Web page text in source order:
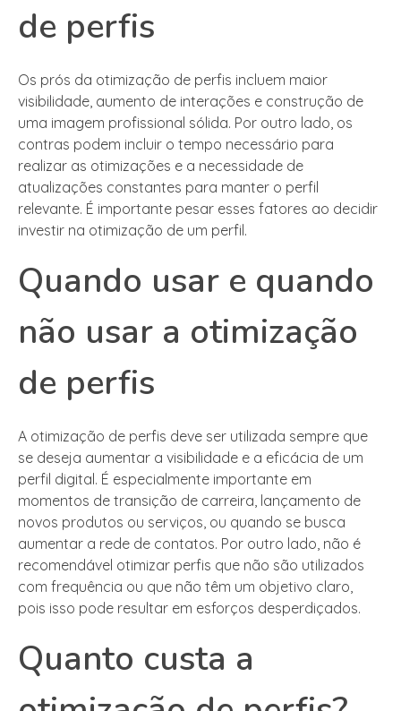
de perfis
Os prós da otimização de perfis incluem maior
visibilidade, aumento de interações e construção de
uma imagem profissional sólida. Por outro lado, os
contras podem incluir o tempo necessário para
realizar as otimizações e a necessidade de
atualizações constantes para manter o perfil
relevante. É importante pesar esses fatores ao decidir
investir na otimização de um perfil.
Quando usar e quando
não usar a otimização
de perfis
A otimização de perfis deve ser utilizada sempre que
se deseja aumentar a visibilidade e a eficácia de um
perfil digital. É especialmente importante em
momentos de transição de carreira, lançamento de
novos produtos ou serviços, ou quando se busca
aumentar a rede de contatos. Por outro lado, não é
recomendável otimizar perfis que não são utilizados
com frequência ou que não têm um objetivo claro,
pois isso pode resultar em esforços desperdiçados.
Quanto custa a